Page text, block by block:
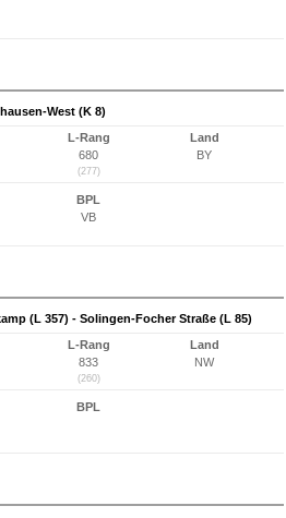
West (K 8)
L-Rang
680
(277)
Land
BY
BPL
VB
(L 357) - Solingen-Focher Straße (L 85)
L-Rang
833
(260)
Land
NW
BPL